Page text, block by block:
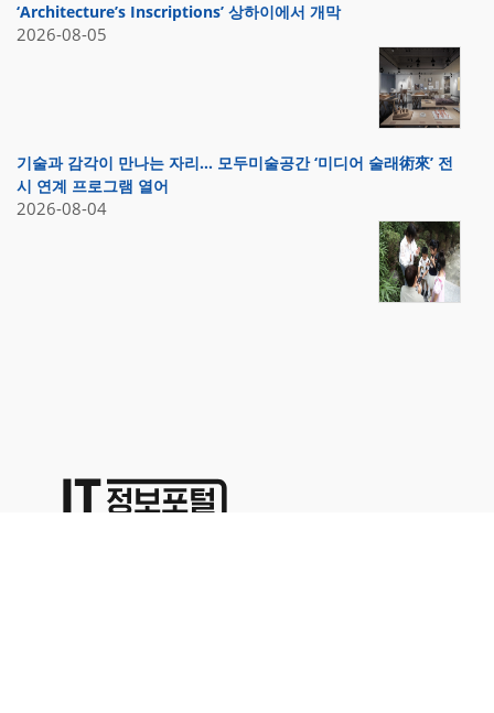
‘Architecture’s Inscriptions’ 상하이에서 개막
2026-08-05
기술과 감각이 만나는 자리… 모두미술공간 ‘미디어 술래術來’ 전
시 연계 프로그램 열어
2026-08-04